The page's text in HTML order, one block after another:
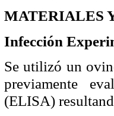
MATERIALES
Infección
Se utilizó un
previamente
(ELISA)